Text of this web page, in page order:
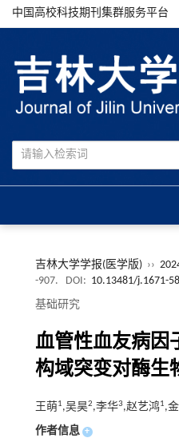
中国高校科技期刊集群服务平台
吉林大学学报(医学版) ››
-907.
DOI: 10.13481/j.1671-
基础研究
血管性血友病因
构域突变对酶生
王萌1,吴昊2,李华3,赵艺鸿1,
作者信息 +